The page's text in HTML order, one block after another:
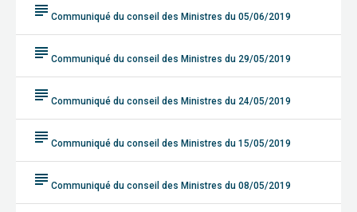
subject Communiqué du conseil des Ministres du 05/06/2019
subject Communiqué du conseil des Ministres du 29/05/2019
subject Communiqué du conseil des Ministres du 24/05/2019
subject Communiqué du conseil des Ministres du 15/05/2019
subject Communiqué du conseil des Ministres du 08/05/2019